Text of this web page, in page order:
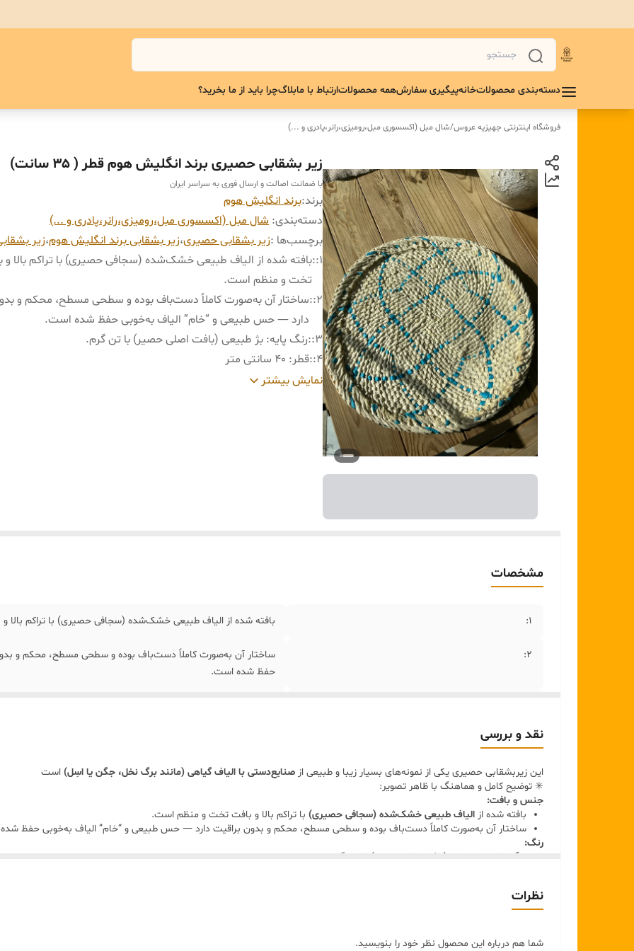
دسته‌بندی محصولاتخانهپیگیری سفارشهمه محصولاتارتباط با مابلاگچرا باید از ما بخرید؟
فروشگاه اینترنتی جهیزیه عروس/شال مبل (اکسسوری مبل،رومیزی،رانر،پادری و ...)
زیر بشقابی حصیری برند انگلیش هوم قطر ( ۳۵ سانت)
با ضمانت اصالت و ارسال فوری به سراسر ایران
برند:برند انگلیش هوم
دسته‌بندی: شال مبل (اکسسوری مبل،رومیزی،رانر،پادری و ...)
برچسب‌ها :زیر بشقابی حصیری،زیر بشقابی برند انگلیش هوم،زیر
1:
:بافته شده از الیاف طبیعی خشک‌شده (سجافی حصیری) با تراکم بالا و
تخت و منظم است.
2:
:ساختار آن به‌صورت کاملاً دست‌باف بوده و سطحی مسطح، محکم و
دارد — حس طبیعی و “خام” الیاف به‌خوبی حفظ شده است.
۳: :رنگ پایه: بژ طبیعی (بافت اصلی حصیر) با تن گرم.
۴: :قطر: ۴۰ سانتی متر
۵ : :برند : انگلیش هوم (English Home)
نمایش بیشتر
مشخصات
1: بافته شده از الیاف طبیعی خشک‌شده (سجافی حصیری) با تراکم
2:
ساختار آن به‌صورت کاملاً دست‌باف بوده و سطحی مسطح، محکم و
حفظ شده است.
۴:
۵ : برند : انگلیش هوم (English Home)
نقد و بررسی
این زیربشقابی حصیری یکی از نمونه‌های بسیار زیبا و طبیعی از صنایع‌دستی با الیاف گیاهی (مانند برگ نخل، جگن یا اسِل) است
✳️ توضیح کامل و هماهنگ با ظاهر تصویر:
جنس و بافت:
بافته شده از الیاف طبیعی خشک‌شده (سجافی حصیری) با تراکم بالا و بافت تخت و منظم است.
ساختار آن به‌صورت کاملاً دست‌باف بوده و سطحی مسطح، محکم و بدون براقیت دارد — حس طبیعی و “خام” الیاف به‌خوبی حفظ
رنگ:
رنگ پایه:
بژ طبیعی (بافت اصلی حصیر) با تن گرم.
سایز
قطر معمول این نوع زیربشقابی بین
کاربرد و حس کلی:
نظرات
شما هم درباره این محصول نظر خود را بنویسید.